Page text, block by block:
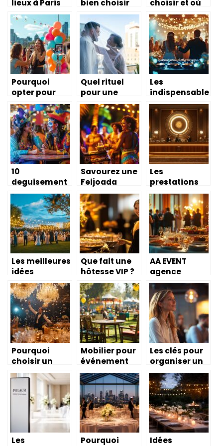
lieux à Paris
pour votre
Team Building
bien choisir
son
photobooth
grâce aux
avis clients ?
choisir et où
trouver la
meilleure
location de
vidéoprojecte
ur à Nantes ?
Pourquoi
opter pour
une location
de
photobooth à
Montréal pour
votre
prochain
événement ?
Quel rituel
pour une
cérémonie
laïque ? Créez
des souvenirs
uniques avec
des symboles
forts
Les
indispensable
s du matériel
DJ
professionnel
pour animer
votre mariage
10
deguisement
s de couple
droles a
croquer : du
sandwich
geant au
cornichon
dansant
Savourez une
Feijoada
Authentique
lors d’une
Soiree
Bresilienne a
Paris
Les
prestations
de luxe d’une
conciergerie
medicale : de
la prise de
rendez-vous
aux soins VIP
a domicile
Les meilleures
idées
d’animation
mariage pour
un
événement
inoubliable
Que fait une
hôtesse VIP ?
Entre
encadrement
d’équipe et
excellence du
service
AA EVENT
agence
d’animations
événementiel
les : 5 mesures
de sécurité
indispensable
s pour vos
événements
d’entreprise
Pourquoi
choisir un
magicien
pour votre
mariage de
luxe ?
Mobilier pour
événement
public :
l’intérêt de
passer par la
location pour
vos salons
professionnel
s
Les clés pour
organiser un
événement
d’entreprise
sans imprévu
Les
Pourquoi
Idées